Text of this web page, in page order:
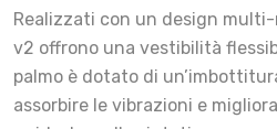
Realizzati con un design
v2 offrono una vestibilità
palmo è dotato di
assorbire le vibrazioni e